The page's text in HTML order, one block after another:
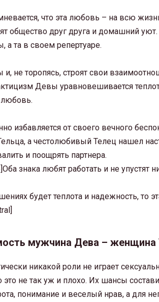
что эта любовь – на всю
общество друг друга и домашний
а та в своем репертуаре.
и, не торопясь, строят свои
Девы уравновешивается
избавляется от своего вечного
а честолюбивый Телец нашел
и поощрять партнера.
знака любят работать и не
будет теплота и надежность, то
мужчина Дева – женщина
никакой роли не играет
это не так уж и плохо. Их шансы
понимание и веселый нрав, а для